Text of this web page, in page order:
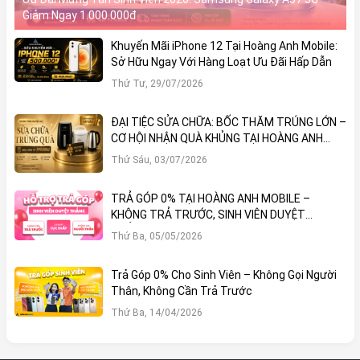
Giảm Ngay 1.000.000đ
Khuyến Mãi iPhone 12 Tại Hoàng Anh Mobile:
Sở Hữu Ngay Với Hàng Loạt Ưu Đãi Hấp Dẫn
Thứ Tư, 29/07/2026
ĐẠI TIỆC SỬA CHỮA: BỐC THĂM TRÚNG LỚN –
CƠ HỘI NHẬN QUÀ KHỦNG TẠI HOÀNG ANH
MOBILE
Thứ Sáu, 03/07/2026
TRẢ GÓP 0% TẠI HOÀNG ANH MOBILE –
KHÔNG TRẢ TRƯỚC, SINH VIÊN DUYỆT
THẲNG!
Thứ Ba, 05/05/2026
Trả Góp 0% Cho Sinh Viên – Không Gọi Người
Thân, Không Cần Trả Trước
Thứ Ba, 14/04/2026